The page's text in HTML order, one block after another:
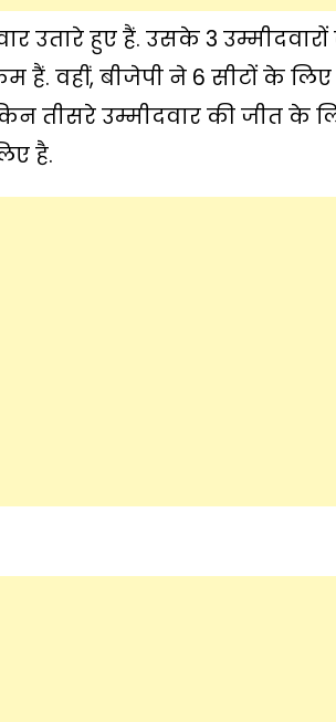
उतारे हुए हैं. उसके 3
वहीं, बीजेपी ने 6 सीटों के लिए
तीसरे उम्मीदवार की जीत के
है.